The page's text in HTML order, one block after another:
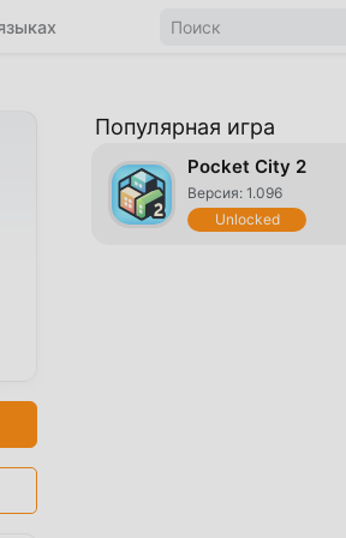
Популярная игра
Pocket City 2
Версия: 1.096
Unlocked